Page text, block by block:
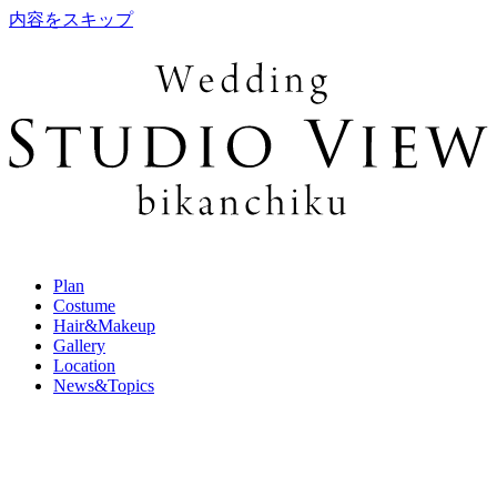
内容をスキップ
Plan
Costume
Hair&Makeup
Gallery
Location
News&Topics